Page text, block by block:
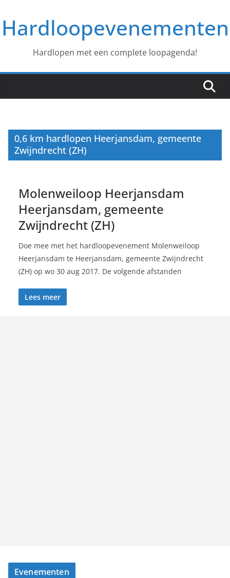
naar
deHardloopevenementen
Hardlopen met een complete loopagenda!
0,6 km hardlopen Heerjansdam, gemeente
Zwijndrecht (ZH)
Molenweiloop Heerjansdam
Heerjansdam, gemeente
Zwijndrecht (ZH)
Doe mee met het hardloopevenement Molenweiloop
Heerjansdam te Heerjansdam, gemeente Zwijndrecht
(ZH) op wo 30 aug 2017. De volgende afstanden
Lees meer
Evenementen